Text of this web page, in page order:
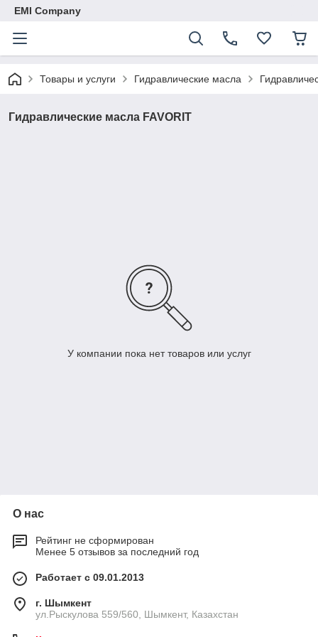
EMI Company
Товары и услуги Гидравлические масла
Гидравлические масла FAVORIT
У компании пока нет товаров или услуг
О нас
Рейтинг не сформирован
Менее 5 отзывов за последний год
Работает с 09.01.2013
г. Шымкент
ул.Рыскулова 559/560, Шымкент, Казахстан